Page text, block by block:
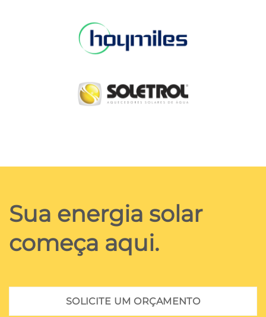
Sua energia solar
começa aqui.
SOLICITE UM ORÇAMENTO